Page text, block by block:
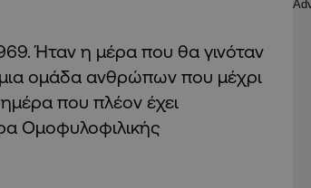
Ήταν η μέρα που θα γινόταν
ομάδα ανθρώπων που μέχρι
που πλέον έχει
Ομοφυλοφιλικής